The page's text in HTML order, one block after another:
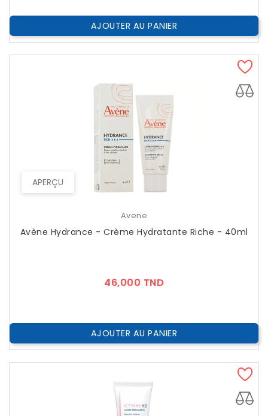
AJOUTER AU PANIER
APERÇU
Avene
Avène Hydrance - Crème Hydratante Riche - 40ml
46,000 TND
AJOUTER AU PANIER